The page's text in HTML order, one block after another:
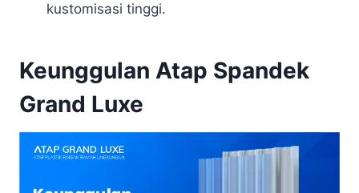
kustomisasi tinggi.
Keunggulan Atap Spandek
Grand Luxe